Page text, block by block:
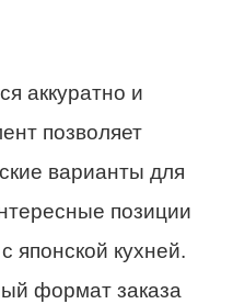
аккуратно и
позволяет
варианты для
позиции
японской кухней.
формат заказа